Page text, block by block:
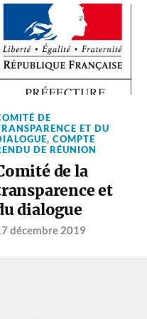
DE
ET DU
,COMPTE
DE RÉUNION
de la
et
dialogue
décembre 2019